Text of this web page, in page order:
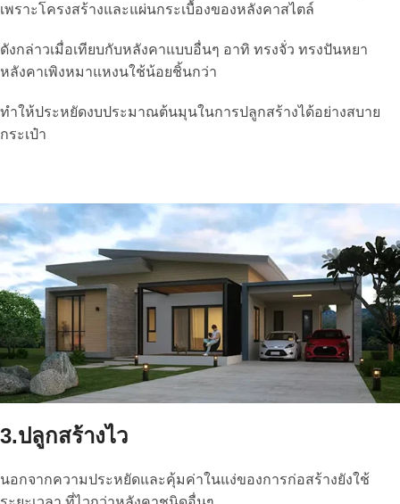
เพราะโครงสร้างและแผ่นกระเบื้องของหลังคาสไตล์
ดังกล่าวเมื่อเทียบกับหลังคาแบบอื่นๆ อาทิ ทรงจั่ว ทรงปันหยา
หลังคาเพิงหมาแหงนใช้น้อยชิ้นกว่า
ทำให้ประหยัดงบประมาณต้นมุนในการปลูกสร้างได้อย่างสบาย
กระเป๋า
3.ปลูกสร้างไว
นอกจากความประหยัดและคุ้มค่าในแง่ของการก่อสร้างยังใช้